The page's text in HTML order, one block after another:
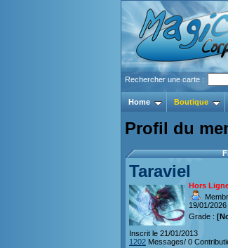
Rechercher une carte :
Home Boutique
Profil du
Taraviel
Hors
19/01/2026
Grade :
Inscrit le 21/01/2013
1202 Messages/ 0